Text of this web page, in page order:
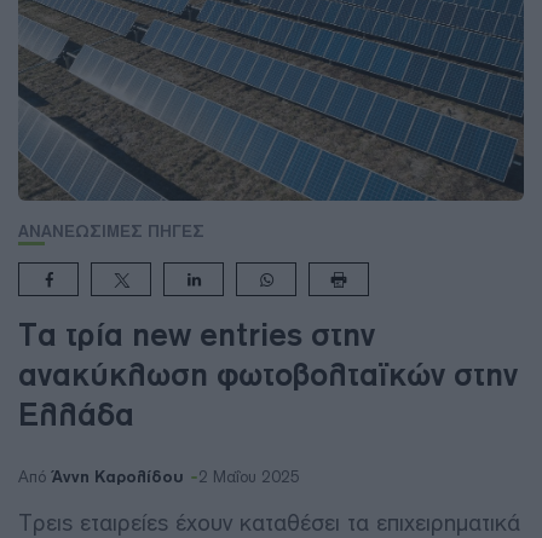
ΑΝΑΝΕΩΣΙΜΕΣ ΠΗΓΕΣ
Τα τρία new entries στην
ανακύκλωση φωτοβολταϊκών στην
Ελλάδα
Από Άννη Καρολίδου 2 Μαΐου 2025
Τρεις εταιρείες έχουν καταθέσει τα επιχειρηματικά